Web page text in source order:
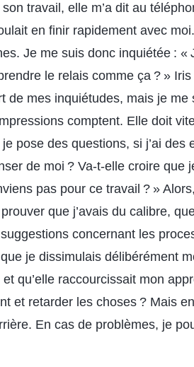
travail, elle m’a dit au
en finir rapidement avec
Je me suis donc inquiétée : «
le relais comme ça ? » Iris
de mes inquiétudes, mais je
comptent. Elle doit
pose des questions, si j’ai des
de moi ? Va-t-elle croire que
pas pour ce travail ? »
que j’avais du calibre,
concernant les
je dissimulais délibérément
qu’elle raccourcissait mon
et retarder les choses ? Mais
En cas de problèmes, je